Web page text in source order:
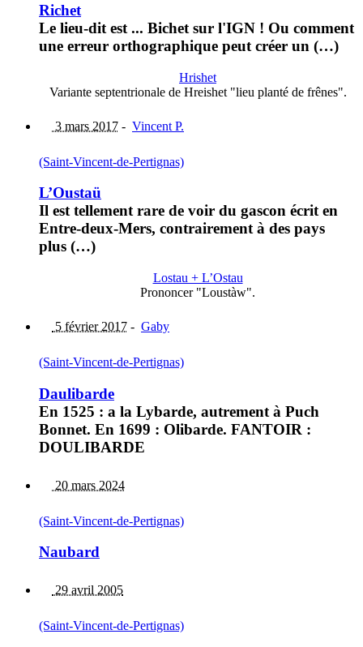
Richet
Le lieu-dit est ... Bichet sur l'IGN ! Ou comment
une erreur orthographique peut créer un (…)
Hrishet
Variante septentrionale de Hreishet "lieu planté de frênes".
3 mars 2017 - Vincent P.
(Saint-Vincent-de-Pertignas)
L’Oustaü
Il est tellement rare de voir du gascon écrit en
Entre-deux-Mers, contrairement à des pays
plus (…)
Lostau + L’Ostau
Prononcer "Loustàw".
5 février 2017 - Gaby
(Saint-Vincent-de-Pertignas)
Daulibarde
En 1525 : a la Lybarde, autrement à Puch
Bonnet. En 1699 : Olibarde. FANTOIR :
DOULIBARDE
20 mars 2024
(Saint-Vincent-de-Pertignas)
Naubard
29 avril 2005
(Saint-Vincent-de-Pertignas)